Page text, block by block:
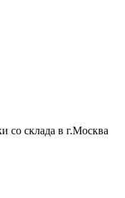
со склада в г.Москва